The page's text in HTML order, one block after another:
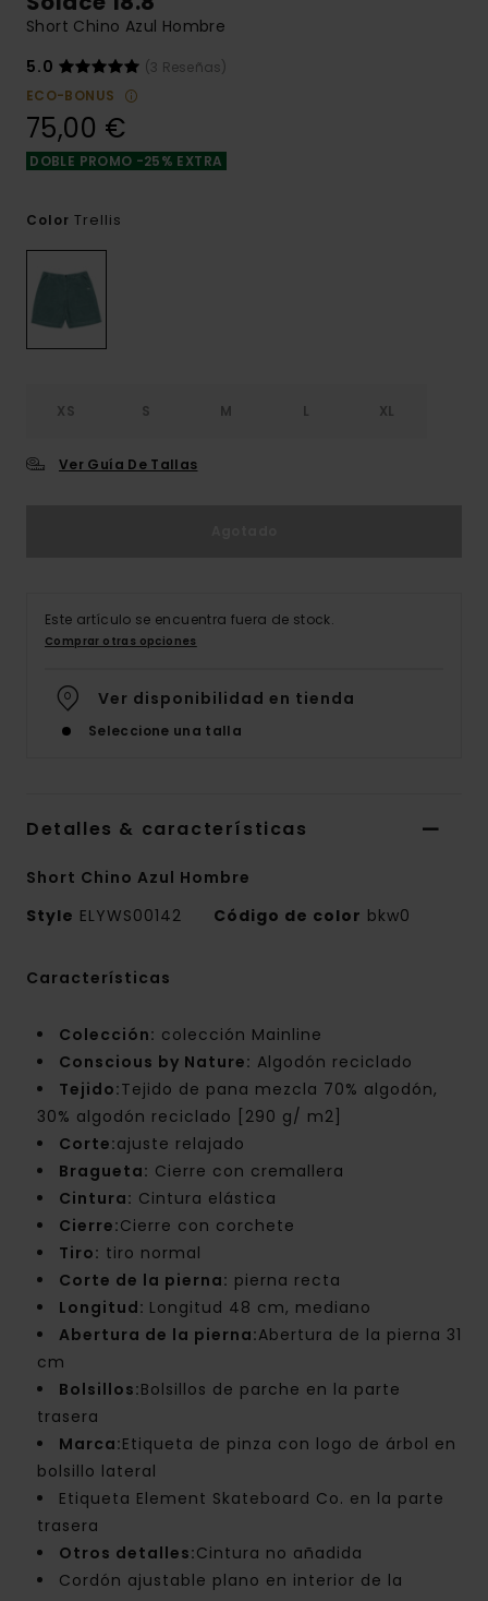
Short Chino Azul Hombre
5.0
(3 Reseñas)
ECO-BONUS
75,00 €
DOBLE PROMO -25% EXTRA
Color Trellis
XS S M L XL
Ver Guía De Tallas
Este artículo se encuentra fuera de stock.
Comprar otras opciones
Ver disponibilidad en tienda
Seleccione una talla
Detalles & características
Short Chino Azul Hombre
Style ELYWS00142 Código de color bkw0
Características
Colección: colección Mainline
Conscious by Nature: Algodón reciclado
Tejido:Tejido de pana mezcla 70% algodón,
30% algodón reciclado [290 g/ m2]
Corte:ajuste relajado
Bragueta: Cierre con cremallera
Cintura: Cintura elástica
Cierre:Cierre con corchete
Tiro: tiro normal
Corte de la pierna: pierna recta
Longitud: Longitud 48 cm, mediano
Abertura de la pierna:Abertura de la pierna 31
cm
Bolsillos:Bolsillos de parche en la parte
trasera
Marca:Etiqueta de pinza con logo de árbol en
bolsillo lateral
Etiqueta Element Skateboard Co. en la parte
trasera
Otros detalles:Cintura no añadida
Cordón ajustable plano en interior de la